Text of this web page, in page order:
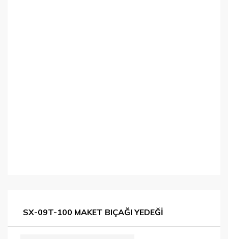
SX-09T-100 MAKET BIÇAĞI YEDEĞİ